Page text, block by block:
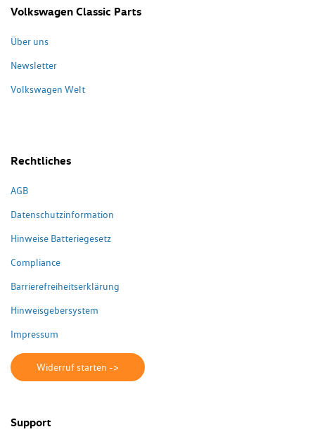
Volkswagen Classic Parts
Über uns
Newsletter
Volkswagen Welt
Rechtliches
AGB
Datenschutzinformation
Hinweise Batteriegesetz
Compliance
Barrierefreiheitserklärung
Hinweisgebersystem
Impressum
Widerruf starten ->
Support